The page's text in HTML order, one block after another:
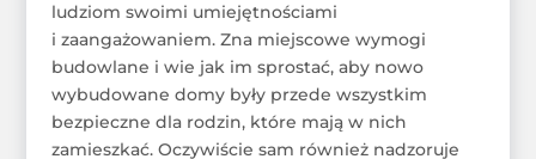
ludziom swoimi umiejętnościami
i zaangażowaniem. Zna miejscowe wymogi
budowlane i wie jak im sprostać, aby nowo
wybudowane domy były przede wszystkim
bezpieczne dla rodzin, które mają w nich
zamieszkać. Oczywiście sam również nadzoruje